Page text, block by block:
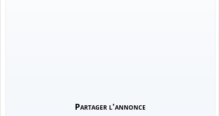
Partager l'annonce